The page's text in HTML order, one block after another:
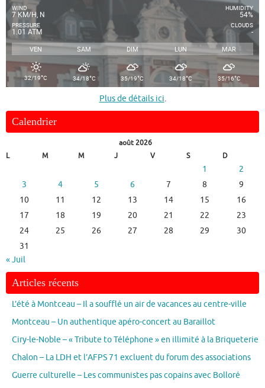
WIND
7 KM/H, N
PRESSURE
1.01 ATM
HUMIDITY
54%
CLOUDS
-
VEN SAM DIM LUN MAR
32/19°C 34/18°C 35/19°C 34/18°C 35/16°C
Plus de détails ici.
Calendrier
août 2026
L
M M J V S D
1
2
3
4 5 6 7 8
9
10
11 12 13 14 15
16
17
18 19 20 21 22
23
24
25 26 27 28 29
30
31
« Juil
Articles récents
L’été à Montceau – Il a soufflé un air de vacances au centre-ville
Montceau – Un authentique apéro-concert au Baraillot
Ciry-le-Noble – « Tribute to Téléphone » en illimité à la Briqueterie
Chalon – La LDH et l’AFPS 71 excluent du forum des associations
Guerre culturelle – Les communistes pas copains avec Bolloré